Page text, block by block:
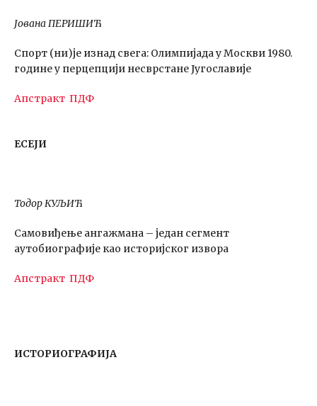
Јована ПЕРИШИЋ
Спорт (ни)је изнад свега: Олимпијада у Москви 1980.
године у перцепцији несврстане Југославије
Апстракт ПДФ
ЕСЕЈИ
Тодор КУЉИЋ
Самовиђење ангажмана – један сегмент
аутобиографије као историјског извора
Апстракт ПДФ
ИСТОРИОГРАФИЈА